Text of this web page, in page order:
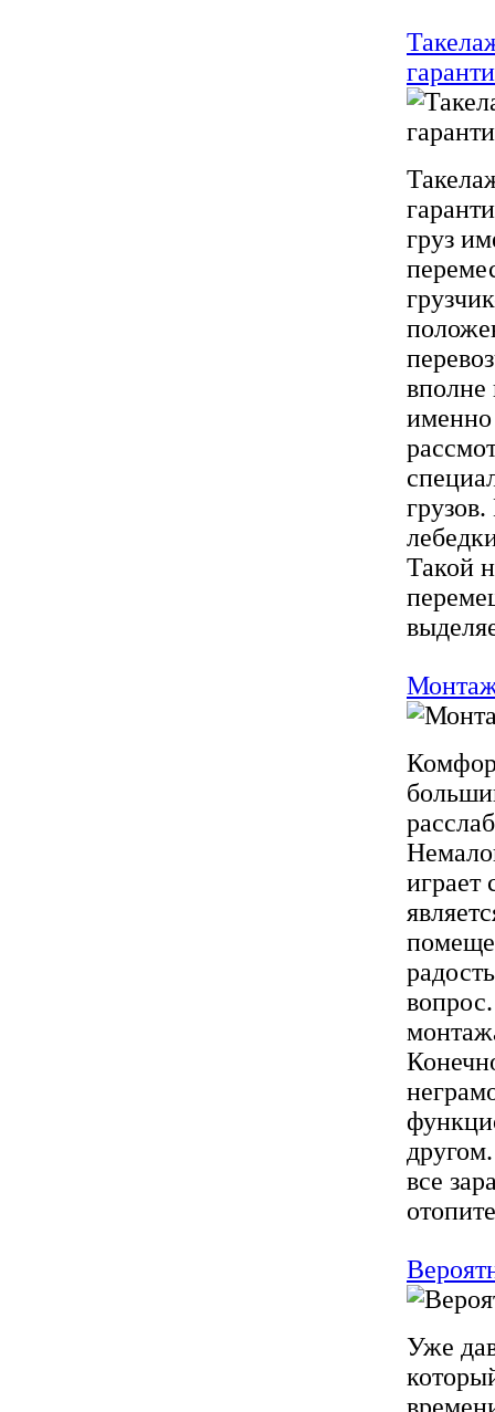
груз
вполне
именно
Такой
играет
все
Уже